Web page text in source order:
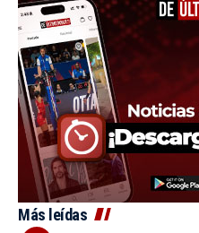
Más leídas